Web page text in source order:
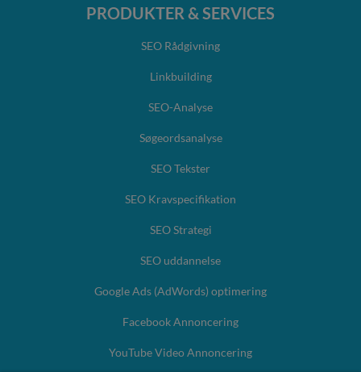
PRODUKTER & SERVICES
SEO Rådgivning
Linkbuilding
SEO-Analyse
Søgeordsanalyse
SEO Tekster
SEO Kravspecifikation
SEO Strategi
SEO uddannelse
Google Ads (AdWords) optimering
Facebook Annoncering
YouTube Video Annoncering